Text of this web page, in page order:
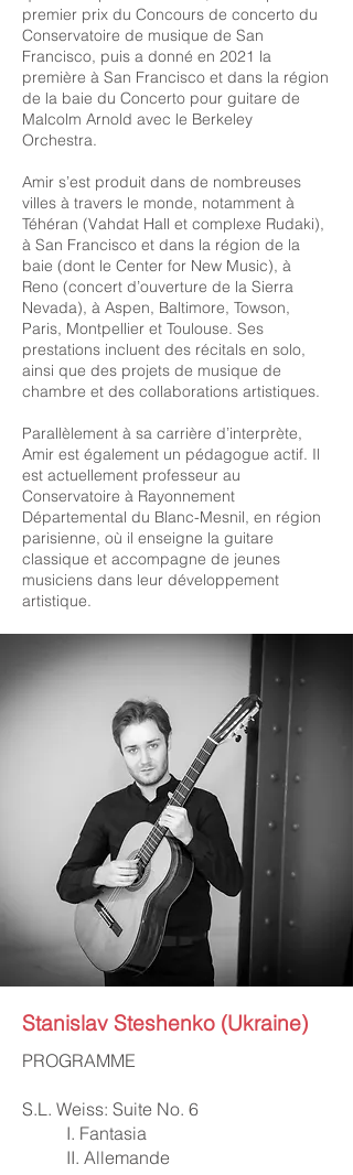
premier prix du Concours de concerto du
Conservatoire de musique de San
Francisco, puis a donné en 2021 la
première à San Francisco et dans la région
de la baie du Concerto pour guitare de
Malcolm Arnold avec le Berkeley
Orchestra.
Amir s’est produit dans de nombreuses
villes à travers le monde, notamment à
Téhéran (Vahdat Hall et complexe Rudaki),
à San Francisco et dans la région de la
baie (dont le Center for New Music), à
Reno (concert d’ouverture de la Sierra
Nevada), à Aspen, Baltimore, Towson,
Paris, Montpellier et Toulouse. Ses
prestations incluent des récitals en solo,
ainsi que des projets de musique de
chambre et des collaborations artistiques.
Parallèlement à sa carrière d’interprète,
Amir est également un pédagogue actif. Il
est actuellement professeur au
Conservatoire à Rayonnement
Départemental du Blanc-Mesnil, en région
parisienne, où il enseigne la guitare
classique et accompagne de jeunes
musiciens dans leur développement
artistique.
Stanislav Steshenko (Ukraine)
PROGRAMME
S.L. Weiss: Suite No. 6
I. Fantasia
II. Allemande